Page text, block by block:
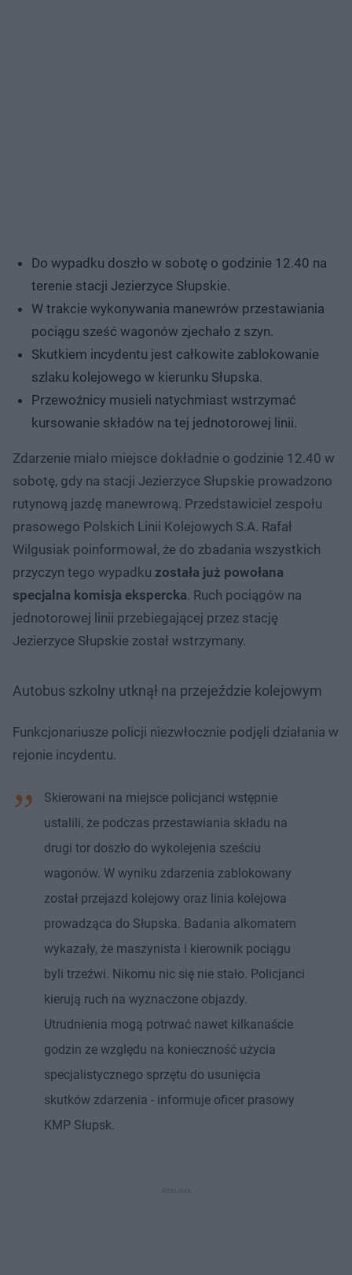
Do wypadku doszło w sobotę o godzinie 12.40 na
terenie stacji Jezierzyce Słupskie.
W trakcie wykonywania manewrów przestawiania
pociągu sześć wagonów zjechało z szyn.
Skutkiem incydentu jest całkowite zablokowanie
szlaku kolejowego w kierunku Słupska.
Przewoźnicy musieli natychmiast wstrzymać
kursowanie składów na tej jednotorowej linii.
Zdarzenie miało miejsce dokładnie o godzinie 12.40 w
sobotę, gdy na stacji Jezierzyce Słupskie prowadzono
rutynową jazdę manewrową. Przedstawiciel zespołu
prasowego Polskich Linii Kolejowych S.A. Rafał
Wilgusiak poinformował, że do zbadania wszystkich
przyczyn tego wypadku została już powołana
specjalna komisja ekspercka. Ruch pociągów na
jednotorowej linii przebiegającej przez stację
Jezierzyce Słupskie został wstrzymany.
Autobus szkolny utknął na przejeździe kolejowym
Funkcjonariusze policji niezwłocznie podjęli działania w
rejonie incydentu.
Skierowani na miejsce policjanci wstępnie
ustalili, że podczas przestawiania składu na
drugi tor doszło do wykolejenia sześciu
wagonów. W wyniku zdarzenia zablokowany
został przejazd kolejowy oraz linia kolejowa
prowadząca do Słupska. Badania alkomatem
wykazały, że maszynista i kierownik pociągu
byli trzeźwi. Nikomu nic się nie stało. Policjanci
kierują ruch na wyznaczone objazdy.
Utrudnienia mogą potrwać nawet kilkanaście
godzin ze względu na konieczność użycia
specjalistycznego sprzętu do usunięcia
skutków zdarzenia - informuje oficer prasowy
KMP Słupsk.